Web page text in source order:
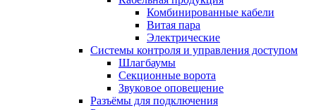
Комбинированные кабели
Витая пара
Электрические
Системы контроля и управления доступом
Шлагбаумы
Секционные ворота
Звуковое оповещение
Разъёмы для подключения